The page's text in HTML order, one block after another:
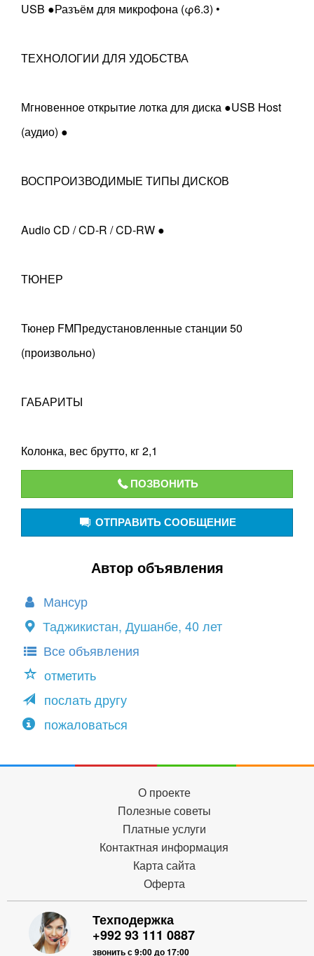
USB ●Разъём для микрофона (φ6.3) •
ТЕХНОЛОГИИ ДЛЯ УДОБСТВА
Мгновенное открытие лотка для диска ●USB Host
(аудио) ●
ВОСПРОИЗВОДИМЫЕ ТИПЫ ДИСКОВ
Audio CD / CD-R / CD-RW ●
ТЮНЕР
Тюнер FMПредустановленные станции 50
(произвольно)
ГАБАРИТЫ
Колонка, вес брутто, кг 2,1
ПОЗВОНИТЬ
ОТПРАВИТЬ СООБЩЕНИЕ
Автор объявления
Мансур
Таджикистан, Душанбе, 40 лет
Все объявления
отметить
послать другу
пожаловаться
О проекте
Полезные советы
Платные услуги
Контактная информация
Карта сайта
Оферта
Техподержка
+992 93 111 0887
звонить с 9:00 до 17:00